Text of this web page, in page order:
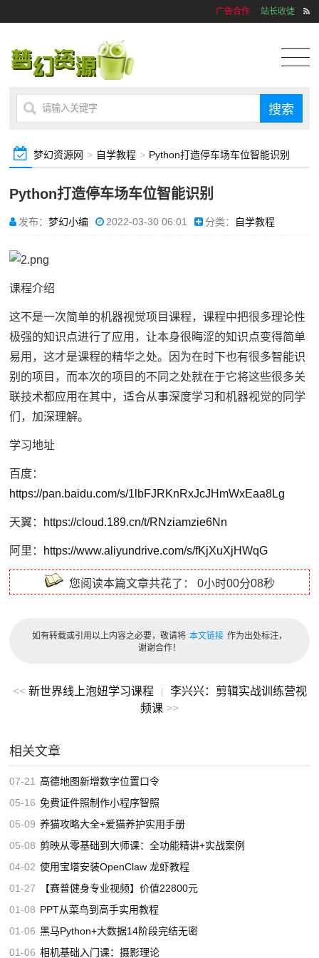
广告合作 站长收徒
梦幻资源网 > 自学教程 > Python打造停车场车位智能识别
Python打造停车场车位智能识别
发布：梦幻小编 2022-03-30 06:01 分类： 自学教程
课程介绍
这不是一次简单的机器视觉项目课程，课程中把很多理论性
极强的知识点进行了应用，让本身很晦涩的知识点变得简单
易用，这才是课程的精华之处。因为在时下也有很多智能识
别的项目，而本次的项目的不同之处就在于它将这些很多关
联技术都应用在其中，适合从事深度学习和机器视觉的同学
们，加深理解。
学习地址
百度：
https://pan.baidu.com/s/1lbFJRKnRxJcJHmWxEaa8Lg
天翼： https://cloud.189.cn/t/RNziamzie6Nn
阿里： https://www.aliyundrive.com/s/fKjXuXjHWqG
您阅读本篇文章共花了： 0小时00分08秒
如有转载或引用以上内容之必要，敬请将 本文链接 作为出处标注，
谢谢合作！
<< 新世界线上泡妞学习课程 |
李兴兴：剪辑实战训练营视
频课 >>
相关文章
07-21 高德地图新增数字位置口令
05-16 免费证件照制作小程序智照
05-09 养猫攻略大全+爱猫养护实用手册
05-08 剪映从零基础到大师课：全功能精讲+实战案例
04-02 使用宝塔安装OpenClaw 龙虾教程
01-27
【赛普健身专业视频】价值22800元
01-08 PPT从菜鸟到高手实用教程
01-06 黑马Python+大数据14阶段完结无密
01-06 相机基础入门课：摄影理论